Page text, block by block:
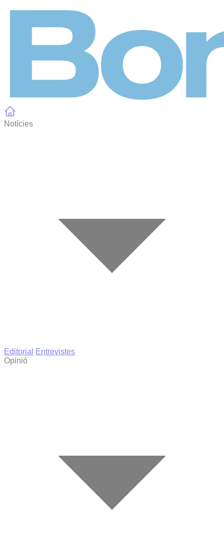
Notícies
Editorial
Entrevistes
Opinió